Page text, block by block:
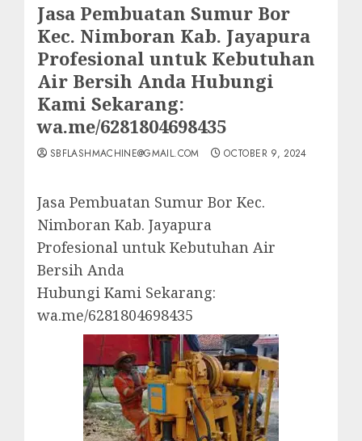
Jasa Pembuatan Sumur Bor
Kec. Nimboran Kab. Jayapura
Profesional untuk Kebutuhan
Air Bersih Anda Hubungi
Kami Sekarang:
wa.me/6281804698435
SBFLASHMACHINE@GMAIL.COM OCTOBER 9, 2024
Jasa Pembuatan Sumur Bor Kec.
Nimboran Kab. Jayapura
Profesional untuk Kebutuhan Air
Bersih Anda
Hubungi Kami Sekarang:
wa.me/6281804698435